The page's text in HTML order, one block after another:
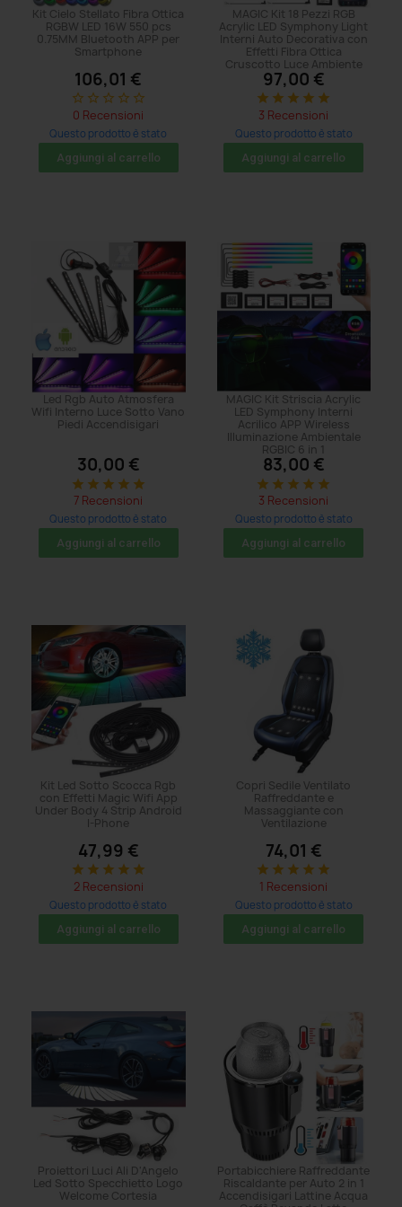
Kit Cielo Stellato Fibra Ottica
RGBW LED 16W 550 pcs
0.75MM Bluetooth APP per
Smartphone
106,01 €
star_border star_border star_border star_border star_border
0 Recensioni
Questo prodotto è stato
acquistato: 29 volte
Aggiungi al carrello
MAGIC Kit 18 Pezzi RGB
Acrylic LED Symphony Light
Interni Auto Decorativa con
Effetti Fibra Ottica
Cruscotto Luce Ambiente
97,00 €
star star star star star
3 Recensioni
Questo prodotto è stato
acquistato: 374 volte
Aggiungi al carrello
Led Rgb Auto Atmosfera
Wifi Interno Luce Sotto Vano
Piedi Accendisigari
30,00 €
star star star star star
7 Recensioni
Questo prodotto è stato
acquistato: 80 volte
Aggiungi al carrello
MAGIC Kit Striscia Acrylic
LED Symphony Interni
Acrilico APP Wireless
Illuminazione Ambientale
RGBIC 6 in 1
83,00 €
star star star star star
3 Recensioni
Questo prodotto è stato
acquistato: 47 volte
Aggiungi al carrello
Kit Led Sotto Scocca Rgb
con Effetti Magic Wifi App
Under Body 4 Strip Android
I-Phone
47,99 €
star star star star star
2 Recensioni
Questo prodotto è stato
acquistato: 104 volte
Aggiungi al carrello
Copri Sedile Ventilato
Raffreddante e
Massaggiante con
Ventilazione
74,01 €
star star star star star
1 Recensioni
Questo prodotto è stato
acquistato: 71 volte
Aggiungi al carrello
Proiettori Luci Ali D'Angelo
Led Sotto Specchietto Logo
Welcome Cortesia
Portabicchiere Raffreddante
Riscaldante per Auto 2 in 1
Accendisigari Lattine Acqua